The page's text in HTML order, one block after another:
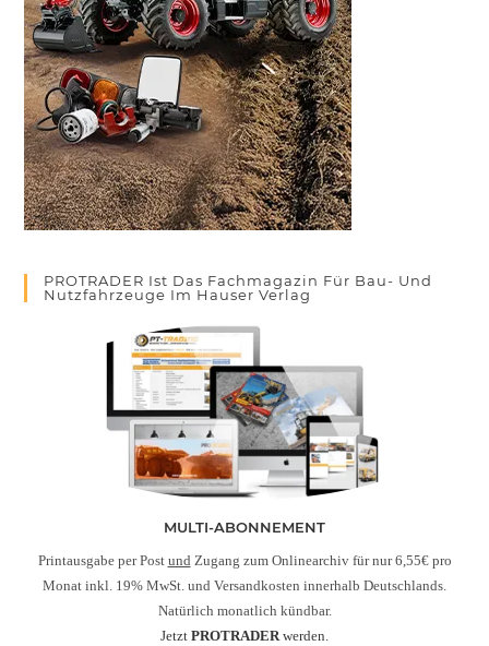
PROTRADER Ist Das Fachmagazin Für Bau- Und
Nutzfahrzeuge Im Hauser Verlag
MULTI-ABONNEMENT
Printausgabe per Post und Zugang zum Onlinearchiv für nur 6,55€ pro
Monat inkl. 19% MwSt. und Versandkosten innerhalb Deutschlands.
Natürlich monatlich kündbar.
Jetzt PROTRADERwerden.